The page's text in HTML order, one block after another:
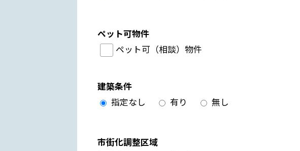
ペット可物件
ペット可（相談）物件
建築条件
指定なし
有り 無し
市街化調整区域